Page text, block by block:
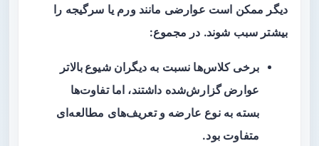
دیگر ممکن است عوارضی مانند ورم یا سرگیجه را
بیشتر سبب شوند. در مجموع:
برخی کلاس‌ها نسبت به دیگرانشیوع بالاتر
عوارض گزارش‌شده داشتند، اما تفاوت‌ها
بسته به نوع عارضه و تعریف‌های مطالعه‌ای
متفاوت بود.